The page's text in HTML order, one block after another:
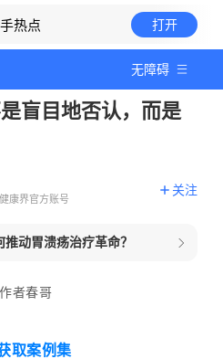
热点 打开
无障碍
盲目地否认，而是
健康界官方账号
关注
动胃溃疡治疗革命？
者春哥
取案例集